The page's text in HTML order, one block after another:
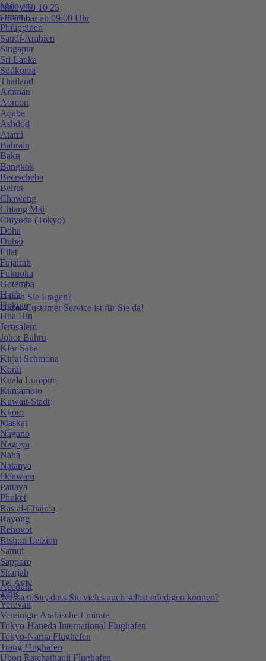
0800 / 50 10 25
erreichbar ab 09:00 Uhr
Haben Sie Fragen?
Unser Customer Service ist für Sie da!
Account
Wussten Sie, dass Sie vieles auch selbst erledigen können?
Malaysia
Oman
Philippinen
Saudi-Arabien
Singapur
Sri Lanka
Südkorea
Thailand
Amman
Aomori
Aqaba
Ashdod
Atami
Bahrain
Baku
Bangkok
Beerscheba
Beirut
Chaweng
Chiang Mai
Chiyoda (Tokyo)
Doha
Dubai
Eilat
Fujairah
Fukuoka
Gotemba
Haifa
Hokuto
Hua Hin
Jerusalem
Johor Bahru
Kfar Saba
Kirjat Schmona
Korat
Kuala Lumpur
Kumamoto
Kuwait-Stadt
Kyoto
Maskat
Nagano
Nagoya
Naha
Natanya
Odawara
Pattaya
Phuket
Ras al-Chaima
Rayong
Rehovot
Rishon Letzion
Samui
Sapporo
Sharjah
Tel Aviv
Tiflis
Yerevan
Vereinigte Arabische Emirate
Tokyo-Haneda International Flughafen
Tokyo-Narita Flughafen
Trang Flughafen
Ubon Ratchathanii Flughafen